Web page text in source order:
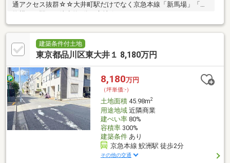
通アクセス抜群☆☆大井町駅だけでなく京急本線「新馬場」「青
建築条件付土地
東京都品川区東大井１ 8,180万円
8,180万円
（坪単価:-）
土地面積45.98m2
用途地域近隣商業
建ぺい率80%
容積率300%
建築条件あり
京急本線 鮫洲駅 徒歩2分
その他の交通